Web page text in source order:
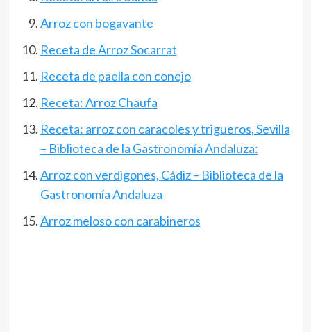
Arroz con bogavante
Receta de Arroz Socarrat
Receta de paella con conejo
Receta: Arroz Chaufa
Receta: arroz con caracoles y trigueros, Sevilla
– Biblioteca de la Gastronomía Andaluza:
Arroz con verdigones, Cádiz – Biblioteca de la
Gastronomía Andaluza
Arroz meloso con carabineros